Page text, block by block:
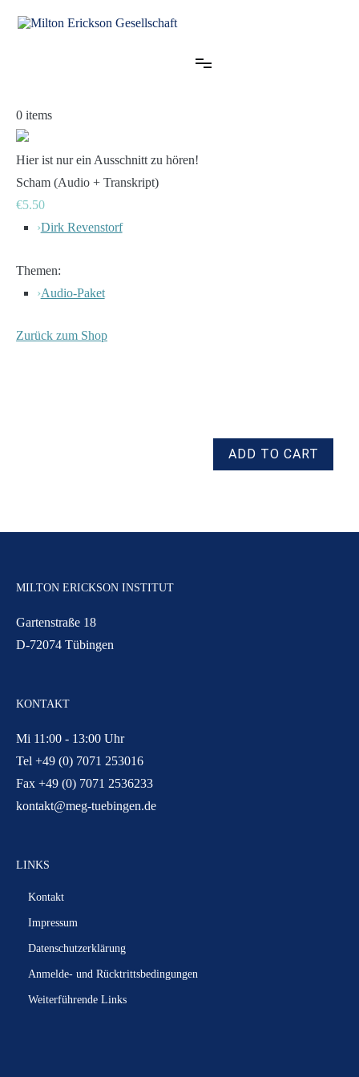
Inhalt
0 items
Hier ist nur ein Ausschnitt zu hören!
Scham (Audio + Transkript)
€5.50
›Dirk Revenstorf
Themen:
›Audio-Paket
Zurück zum Shop
MILTON ERICKSON INSTITUT
Gartenstraße 18
D-72074 Tübingen
KONTAKT
Mi 11:00 - 13:00 Uhr
Tel +49 (0) 7071 253016
Fax +49 (0) 7071 2536233
kontakt@meg-tuebingen.de
LINKS
Kontakt
Impressum
Datenschutzerklärung
Anmelde- und Rücktrittsbedingungen
Weiterführende Links